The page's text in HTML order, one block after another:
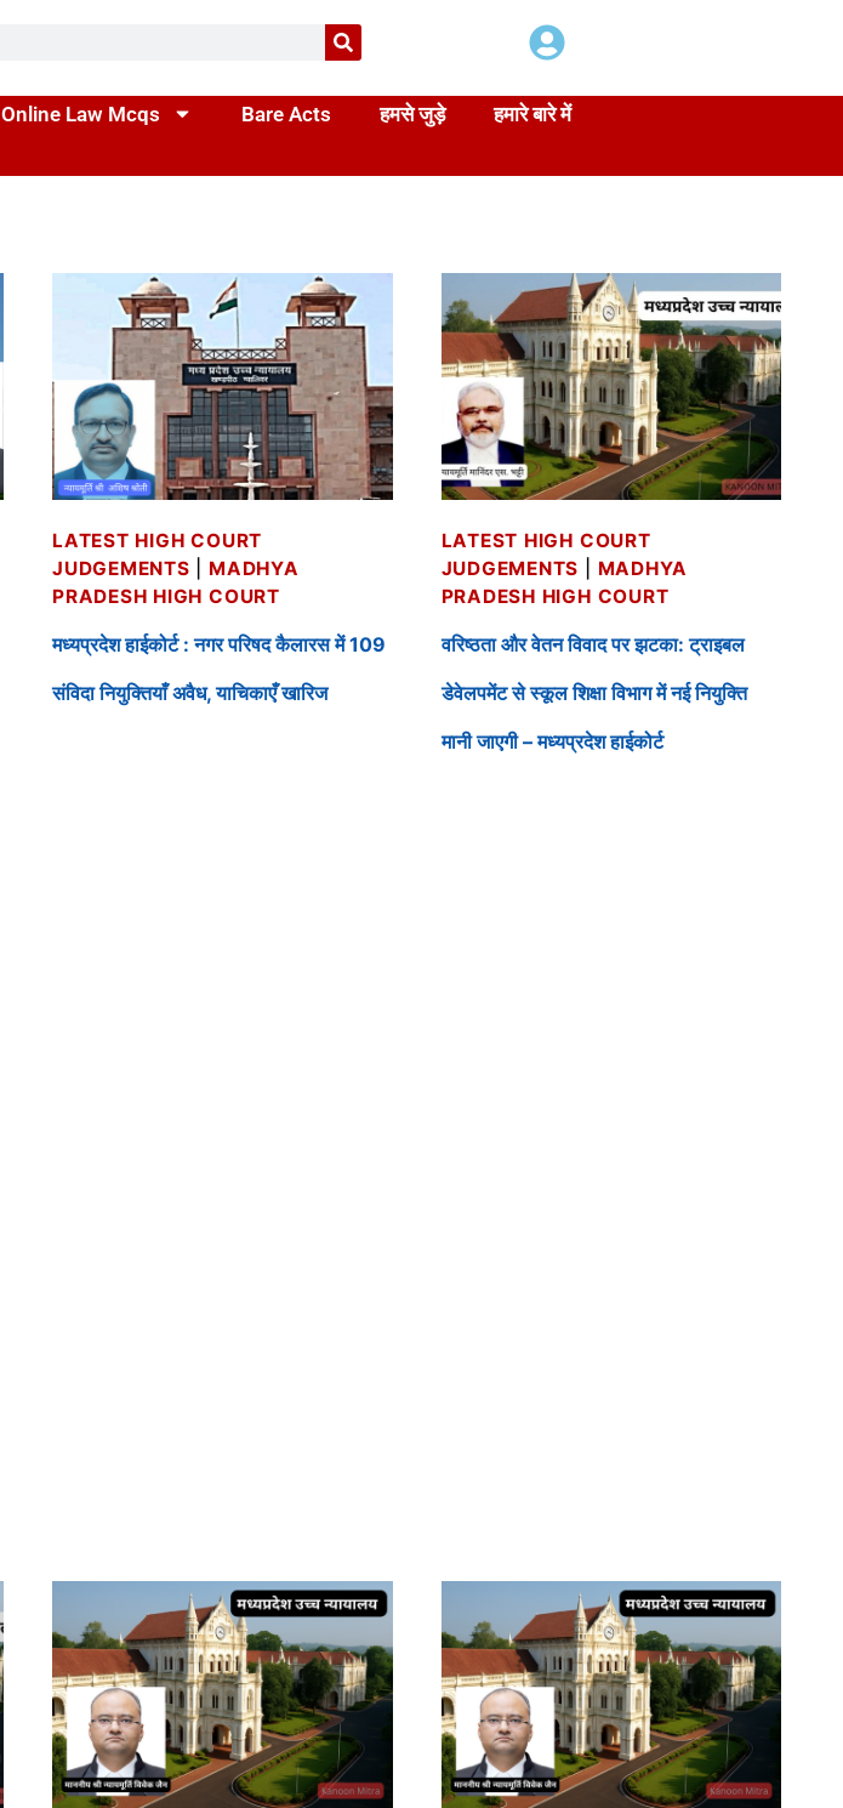
Online Law Mcqs Bare Acts हमसे जुड़े हमारे बारे में
LATEST HIGH COURT
JUDGEMENTS
MADHYA
PRADESH HIGH COURT
मध्यप्रदेश हाईकोर्ट : नगर परिषद कैलारस में 109
संविदा नियुक्तियाँ अवैध, याचिकाएँ खारिज
LATEST HIGH COURT
JUDGEMENTS
MADHYA
PRADESH HIGH COURT
वरिष्ठता और वेतन विवाद पर झटका: ट्राइबल
डेवेलपमेंट से स्कूल शिक्षा विभाग में नई नियुक्ति
मानी जाएगी – मध्यप्रदेश हाईकोर्ट